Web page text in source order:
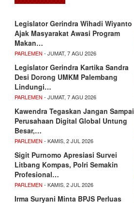
Legislator Gerindra Wihadi Wiyanto
Ajak Masyarakat Awasi Program
Makan…
PARLEMEN - JUMAT, 7 AGU 2026
Legislator Gerindra Kartika Sandra
Desi Dorong UMKM Palembang
Lindungi…
PARLEMEN - JUMAT, 7 AGU 2026
Kawendra Tegaskan Jangan Sampai
Perusahaan Digital Global Untung
Besar,…
PARLEMEN - KAMIS, 2 JUL 2026
Sigit Purnomo Apresiasi Survei
Litbang Kompas, Polri Semakin
Profesional…
PARLEMEN - KAMIS, 2 JUL 2026
Irma Suryani Minta BPJS Perluas